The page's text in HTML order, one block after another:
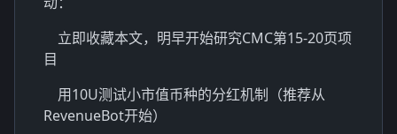
立即收藏本文，明早开始研究CMC第15-20页项
目
用10U测试小市值币种的分红机制（推荐从
RevenueBot开始）